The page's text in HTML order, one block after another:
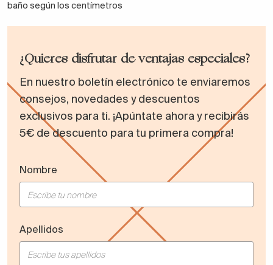
baño según los centímetros
¿Quieres disfrutar de ventajas especiales?
En nuestro boletín electrónico te enviaremos
consejos, novedades y descuentos
exclusivos para ti. ¡Apúntate ahora y recibirás
5€ de descuento para tu primera compra!
Nombre
Apellidos